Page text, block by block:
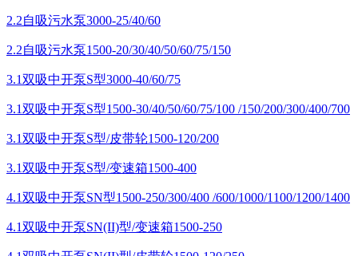
2.2自吸污水泵3000-25/40/60
2.2自吸污水泵1500-20/30/40/50/60/75/150
3.1双吸中开泵S型3000-40/60/75
3.1双吸中开泵S型1500-30/40/50/60/75/100 /150/200/300/400/700
3.1双吸中开泵S型/皮带轮1500-120/200
3.1双吸中开泵S型/变速箱1500-400
4.1双吸中开泵SN型1500-250/300/400 /600/1000/1100/1200/1400
4.1双吸中开泵SN(II)型/变速箱1500-250